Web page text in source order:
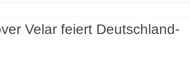
Velar feiert Deutschland-